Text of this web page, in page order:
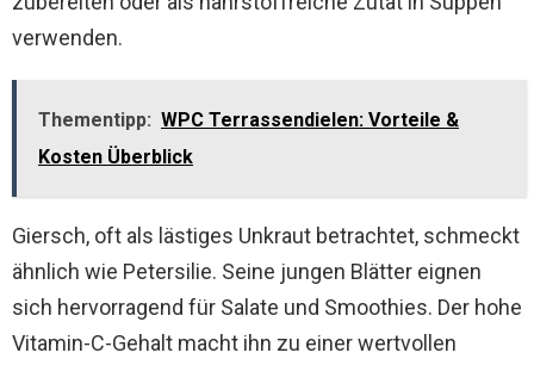
verwenden.
Thementipp: WPC Terrassendielen: Vorteile &
Kosten Überblick
Giersch, oft als lästiges Unkraut betrachtet, schmeckt
ähnlich wie Petersilie. Seine jungen Blätter eignen
sich hervorragend für Salate und Smoothies. Der hohe
Vitamin-C-Gehalt macht ihn zu einer wertvollen